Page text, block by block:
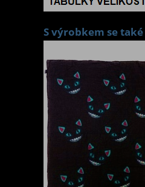
S výrobkem se